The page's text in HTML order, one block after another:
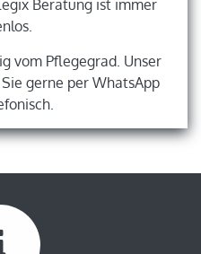
Beratung ist immer
vom Pflegegrad. Unser
gerne per WhatsApp